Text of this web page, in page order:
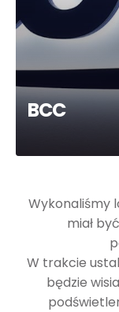
BCC
Wykonaliśmy
miał
W trakcie
będzie